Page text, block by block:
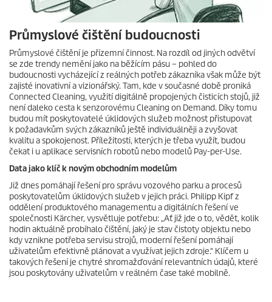
Průmyslové čištění budoucnosti
Průmyslové čištění je přízemní činnost. Na rozdíl od jiných odvětví
se zde trendy nemění jako na běžícím pásu – pohled do
budoucnosti vycházející z reálných potřeb zákazníka však může být
zajisté inovativní a vizionářský. Tam, kde v současné době proniká
Connected Cleaning, využití digitálně propojených čisticích stojů, již
není daleko cesta k senzorovému Cleaning on Demand. Díky tomu
budou mít poskytovatelé úklidových služeb možnost přistupovat
k požadavkům svých zákazníků ještě individuálněji a zvyšovat
kvalitu a spokojenost. Příležitosti, kterých je třeba využít, budou
čekat i u aplikace servisních robotů nebo modelů Pay-per-Use.
Data jako klíč k novým obchodním modelům
Již dnes pomáhají řešení pro správu vozového parku a procesů
poskytovatelům úklidových služeb v jejich práci. Philipp Kipf z
oddělení produktového managementu a digitálních řešení ve
společnosti Kärcher, vysvětluje potřebu: „Ať již jde o to, vědět, kolik
hodin aktuálně probíhalo čištění, jaký je stav čistoty objektu nebo
kdy vznikne potřeba servisu strojů, moderní řešení pomáhají
uživatelům efektivně plánovat a využívat jejich zdroje.“ Klíčem u
takových řešení je chytré shromažďování relevantních údajů, které
jsou poskytovány uživatelům v reálném čase také mobilně.